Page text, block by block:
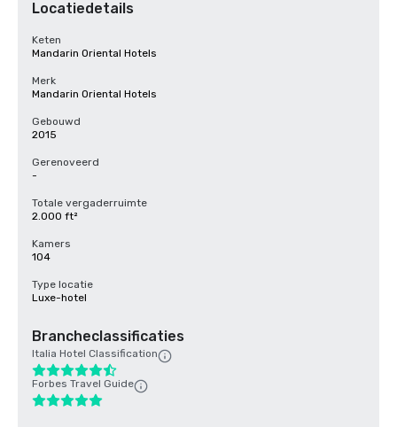
Locatiedetails
Keten
Mandarin Oriental Hotels
Merk
Mandarin Oriental Hotels
Gebouwd
2015
Gerenoveerd
-
Totale vergaderruimte
2.000 ft²
Kamers
104
Type locatie
Luxe-hotel
Brancheclassificaties
Italia Hotel Classification
Forbes Travel Guide